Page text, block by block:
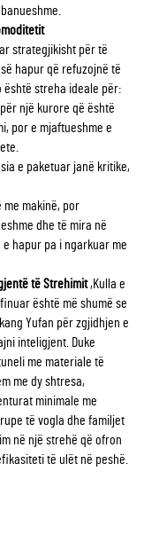
strategjikisht për të
hapur që refuzojnë të
është streha ideale për:
një kurore që është
por e mjaftueshme e
e paketuar janë kritike,
me makinë, por
dhe të mira në
hapur pa i ngarkuar me
të Strehimit,Kulla e
është më shumë se
Yufan për zgjidhjen e
inteligjent. Duke
me materiale të
me dy shtresa,
minimale me
të vogla dhe familjet
në një strehë që ofron
të ulët në peshë.